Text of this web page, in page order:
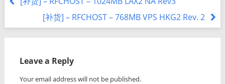
[补货] – RFCHOST – 768MB VPS HKG2 Rev. 2
Leave a Reply
Your email address will not be published.